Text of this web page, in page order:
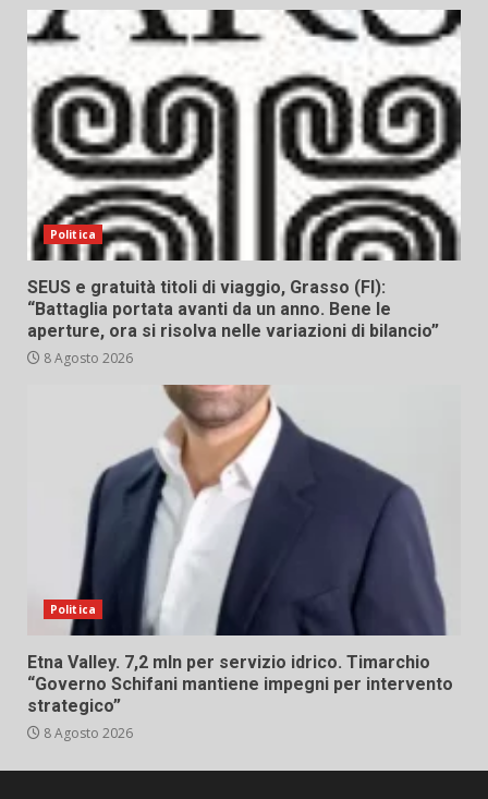
Politica
SEUS e gratuità titoli di viaggio, Grasso (FI):
“Battaglia portata avanti da un anno. Bene le
aperture, ora si risolva nelle variazioni di bilancio”
8 Agosto 2026
Politica
Etna Valley. 7,2 mln per servizio idrico. Timarchio
“Governo Schifani mantiene impegni per intervento
strategico”
8 Agosto 2026